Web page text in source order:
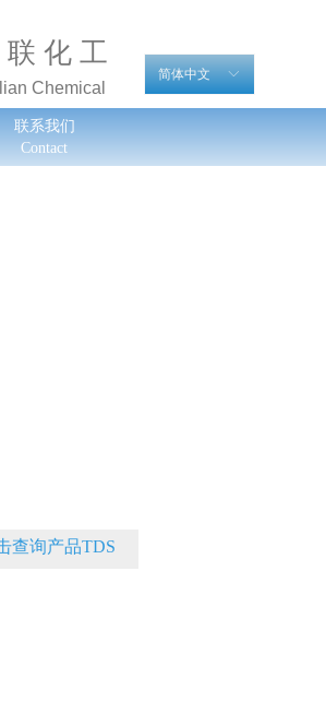
联 化 工
Chemical
ꀅ
简体中文
联系我们
Contact
查询产品TDS